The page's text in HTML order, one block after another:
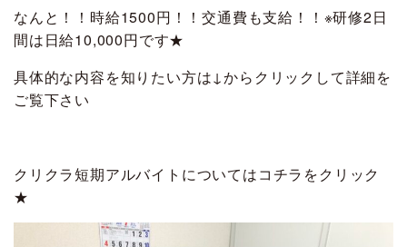
なんと！！時給1500円！！交通費も支給！！※研修2日
間は日給10,000円です★
具体的な内容を知りたい方は↓からクリックして詳細を
ご覧下さい
クリクラ短期アルバイトについてはコチラをクリック
★